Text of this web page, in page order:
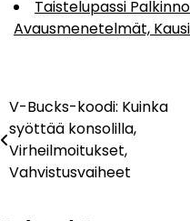
Taistelupassi
Avausmenetelmät,
Post
navigation
V-Bucks-koodi: Kuinka
syöttää konsolilla,
Virheilmoitukset,
Vahvistusvaiheet